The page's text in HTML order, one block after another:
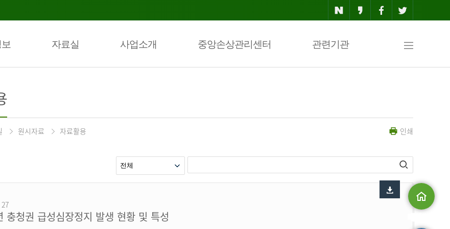
자료실 사업소개 중앙손상관리센터 관련기관
맵
원시자료 자료활용 인쇄
충청권 급성심장정지 발생 현황 및 특성